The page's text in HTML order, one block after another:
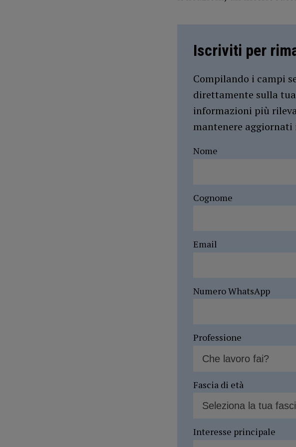
Iscriviti per
Compilando i campi
direttamente sulla
informazioni più
mantenere
Nome
Cognome
Email
Numero WhatsApp
Professione
Fascia di età
Interesse principale